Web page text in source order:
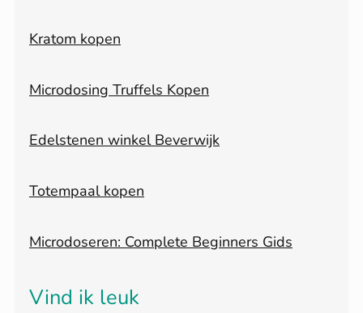
Kratom kopen
Microdosing Truffels Kopen
Edelstenen winkel Beverwijk
Totempaal kopen
Microdoseren: Complete Beginners Gids
Vind ik leuk